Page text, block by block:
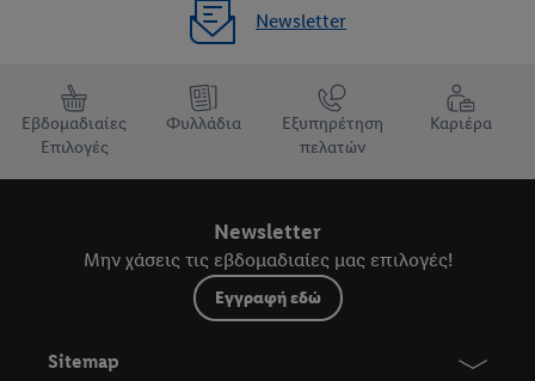
Newsletter
Εβδομαδιαίες
Επιλογές
Φυλλάδια
Εξυπηρέτηση
πελατών
Καριέρα
Newsletter
Μην χάσεις τις εβδομαδιαίες μας επιλογές!
Εγγραφή εδώ
Sitemap